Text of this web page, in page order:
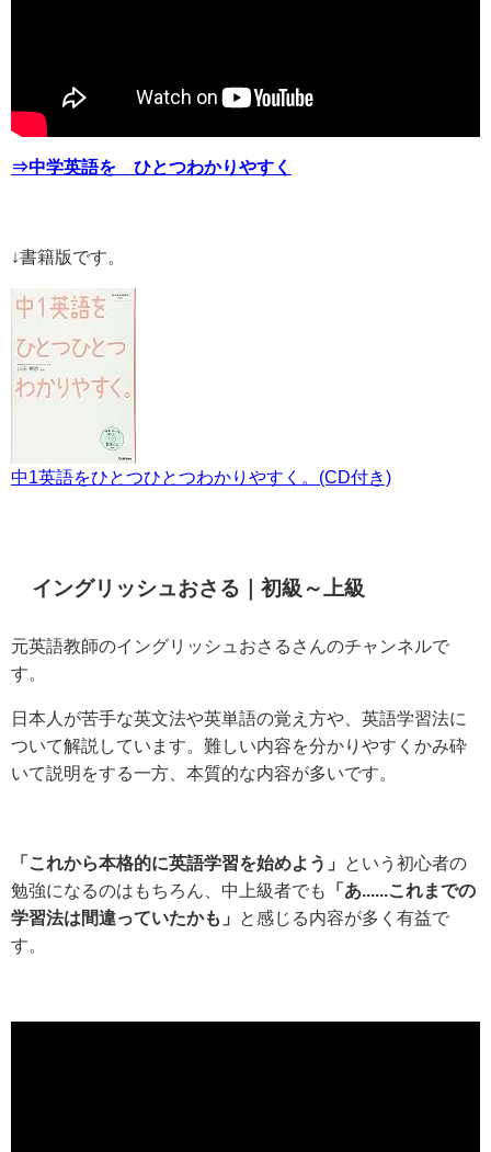
⇒中学英語を ひとつわかりやすく
↓書籍版です。
中1英語をひとつひとつわかりやすく。(CD付き)
イングリッシュおさる｜初級～上級
元英語教師のイングリッシュおさるさんのチャンネルで
す。
日本人が苦手な英文法や英単語の覚え方や、英語学習法に
ついて解説しています。難しい内容を分かりやすくかみ砕
いて説明をする一方、本質的な内容が多いです。
「これから本格的に英語学習を始めよう」
という初心者の
勉強になるのはもちろん、中上級者でも
「あ......これまでの
学習法は間違っていたかも」
と感じる内容が多く有益で
す。